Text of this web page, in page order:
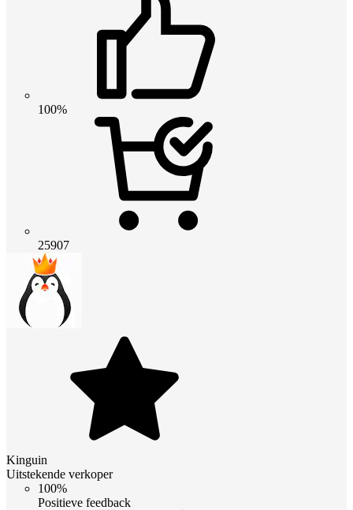
100%
25907
Kinguin
Uitstekende verkoper
100%
Positieve feedback